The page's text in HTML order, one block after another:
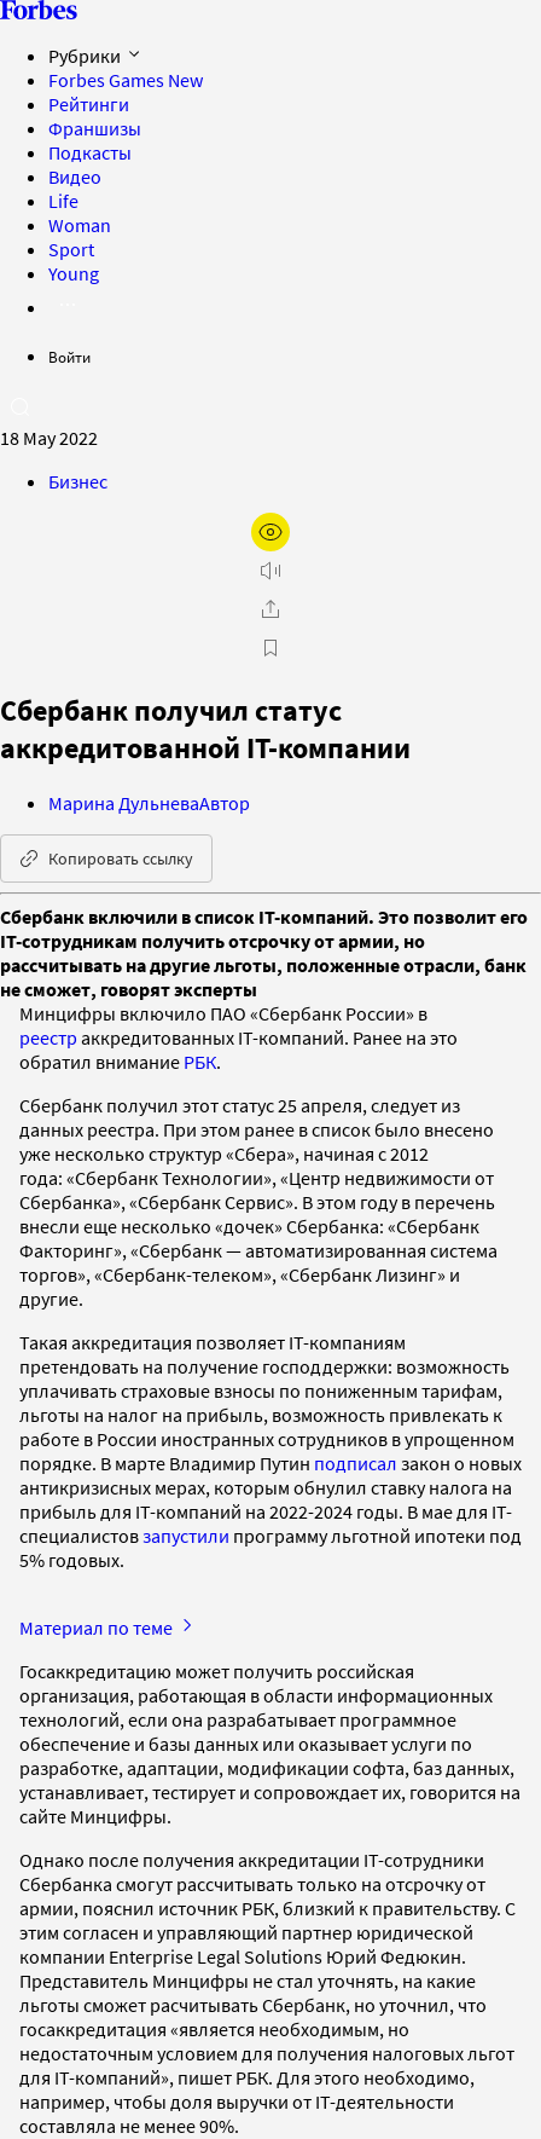
Рубрики
Forbes Games New
Рейтинги
Франшизы
Подкасты
Видео
Life
Woman
Sport
Young
Войти
18 May 2022
Бизнес
Сбербанк получил статус
аккредитованной IT-компании
Марина ДульневаАвтор
Копировать ссылку
Сбербанк включили в список IT-компаний. Это позволит его
IT-сотрудникам получить отсрочку от армии, но
рассчитывать на другие льготы, положенные отрасли, банк
не сможет, говорят эксперты
Минцифры включило ПАО «Сбербанк России» в
реестр аккредитованных IT-компаний. Ранее на это
обратил внимание РБК.
Сбербанк получил этот статус 25 апреля, следует из
данных реестра. При этом ранее в список было внесено
уже несколько структур «Сбера», начиная с 2012
года: «Сбербанк Технологии», «Центр недвижимости от
Сбербанка», «Сбербанк Сервис». В этом году в перечень
внесли еще несколько «дочек» Сбербанка: «Сбербанк
Факторинг», «Сбербанк — автоматизированная система
торгов», «Сбербанк-телеком», «Сбербанк Лизинг» и
другие.
Такая аккредитация позволяет IT-компаниям
претендовать на получение господдержки: возможность
уплачивать страховые взносы по пониженным тарифам,
льготы на налог на прибыль, возможность привлекать к
работе в России иностранных сотрудников в упрощенном
порядке. В марте Владимир Путин подписал закон о новых
антикризисных мерах, которым обнулил ставку налога на
прибыль для IT-компаний на 2022-2024 годы. В мае для IT-
специалистовзапустили программу льготной ипотеки под
5% годовых.
Материал по теме
Госаккредитацию может получить российская
организация, работающая в области информационных
технологий, если она разрабатывает программное
обеспечение и базы данных или оказывает услуги по
разработке, адаптации, модификации софта, баз данных,
устанавливает, тестирует и сопровождает их, говорится на
сайте Минцифры.
Однако после получения аккредитации IT-сотрудники
Сбербанка смогут рассчитывать только на отсрочку от
армии, пояснил источник РБК, близкий к правительству. С
этим согласен и управляющий партнер юридической
компании Enterprise Legal Solutions Юрий Федюкин.
Представитель Минцифры не стал уточнять, на какие
льготы сможет расчитывать Сбербанк, но уточнил, что
госаккредитация «является необходимым, но
недостаточным условием для получения налоговых льгот
для IT-компаний», пишет РБК. Для этого необходимо,
например, чтобы доля выручки от IT-деятельности
составляла не менее 90%.